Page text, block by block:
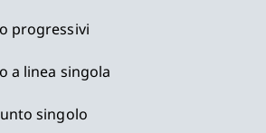
progressivi
a linea singola
singolo